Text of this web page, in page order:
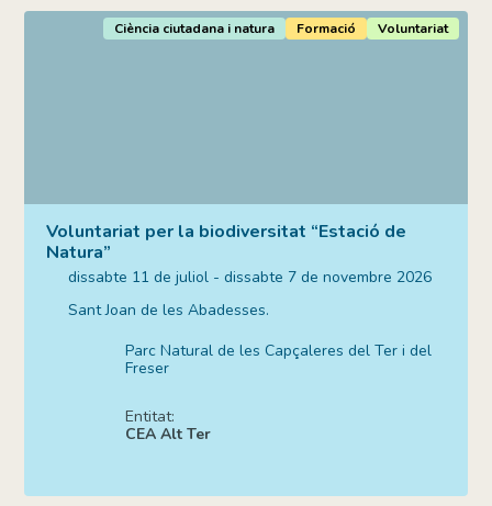
Voluntariat per la biodiversitat “Estació de
Natura”
dissabte 11 de juliol - dissabte 7 de novembre 2026
Sant Joan de les Abadesses.
Ciència ciutadana i natura Formació Voluntariat
Parc Natural de les Capçaleres del Ter i del
Freser
Entitat:
CEA Alt Ter